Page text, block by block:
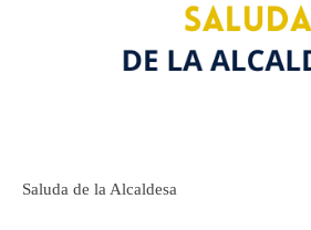
Saluda de la Alcaldesa